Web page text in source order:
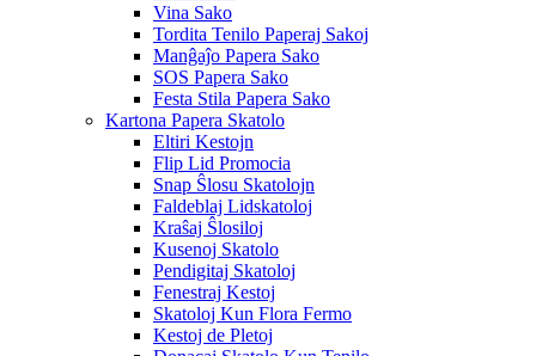
Vina Sako
Tordita Tenilo Paperaj Sakoj
Manĝaĵo Papera Sako
SOS Papera Sako
Festa Stila Papera Sako
Kartona Papera Skatolo
Eltiri Kestojn
Flip Lid Promocia
Snap Ŝlosu Skatolojn
Faldeblaj Lidskatoloj
Kraŝaj Ŝlosiloj
Kusenoj Skatolo
Pendigitaj Skatoloj
Fenestraj Kestoj
Skatoloj Kun Flora Fermo
Kestoj de Pletoj